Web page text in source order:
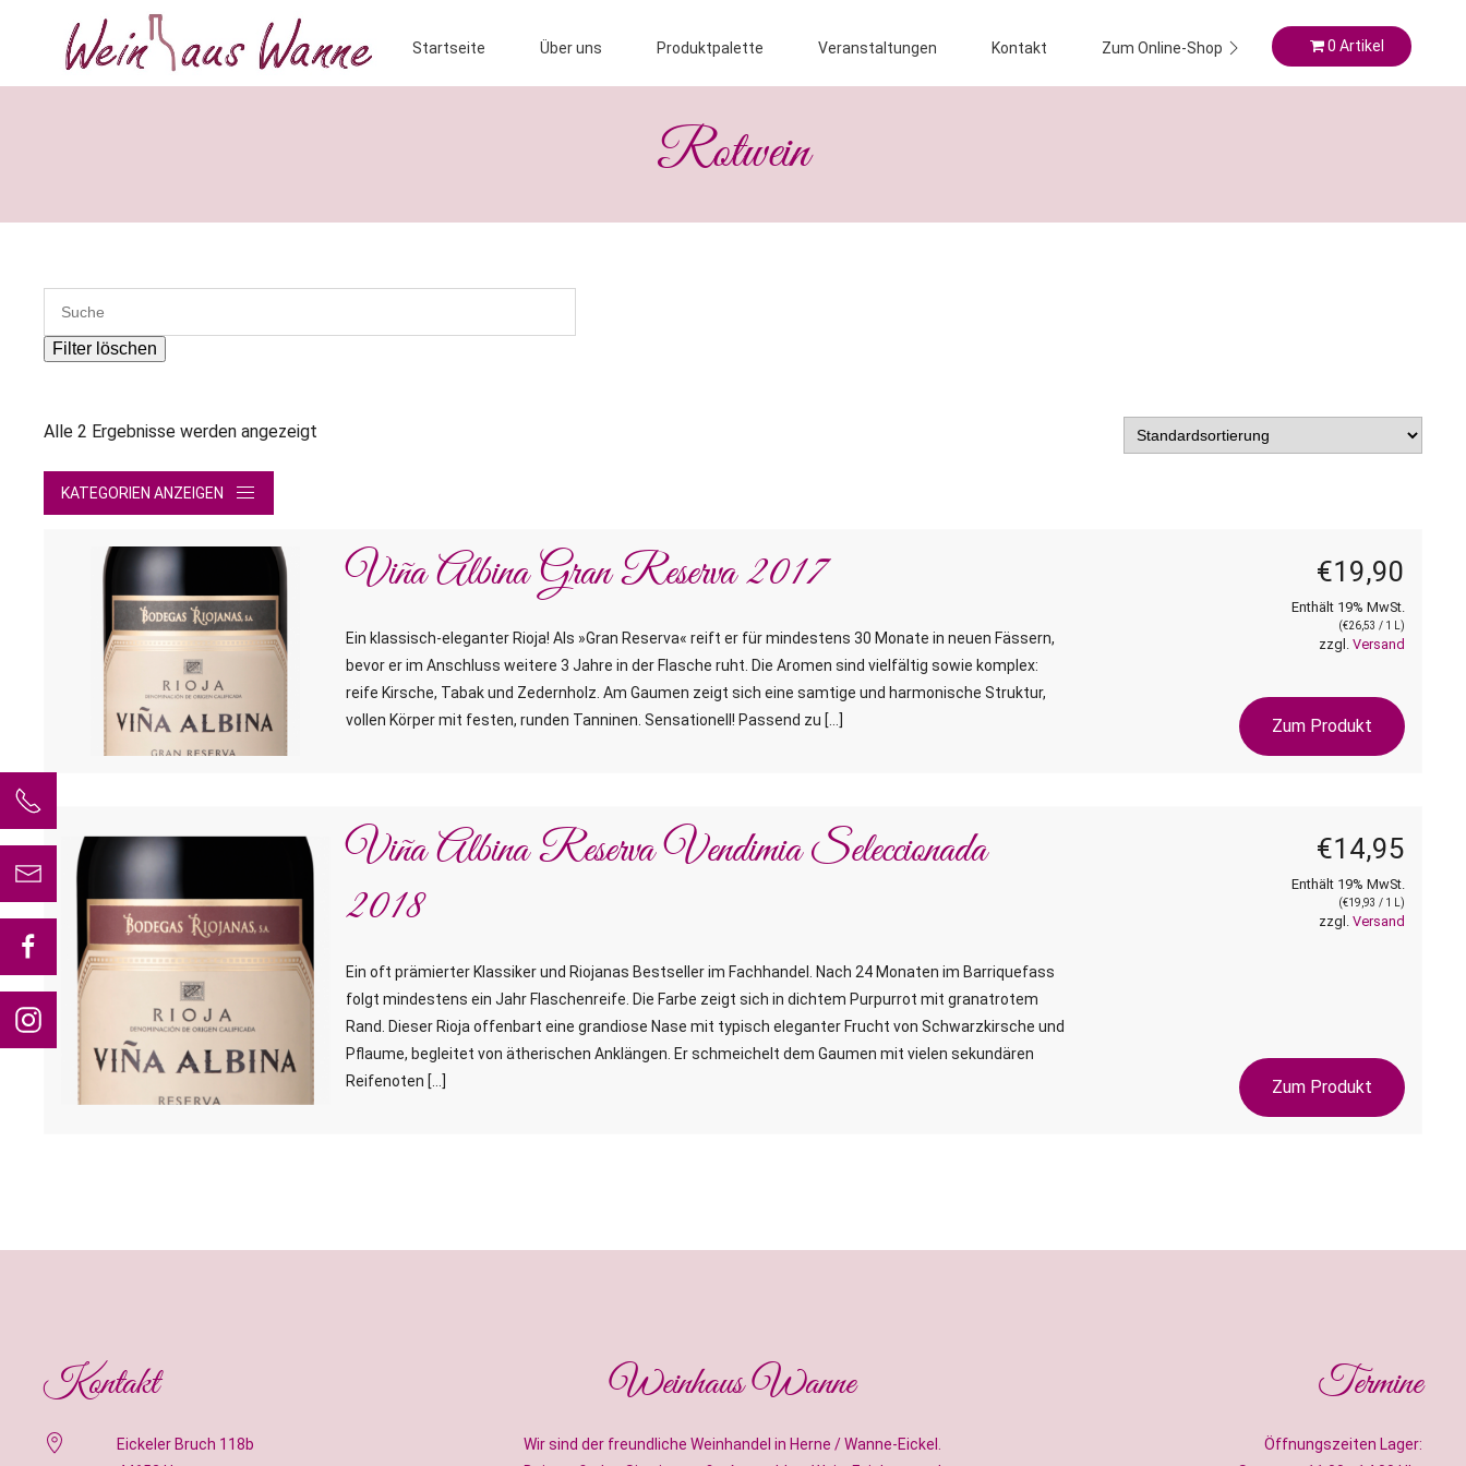
Startseite Über uns Produktpalette Veranstaltungen Kontakt Zum Online-Shop 0 Artikel
Rotwein
Filter löschen
Alle 2 Ergebnisse werden angezeigt
KATEGORIEN ANZEIGEN
Viña Albina Gran Reserva 2017
Ein klassisch-eleganter Rioja! Als »Gran Reserva« reift er für mindestens 30 Monate in neuen Fässern,
bevor er im Anschluss weitere 3 Jahre in der Flasche ruht. Die Aromen sind vielfältig sowie komplex:
reife Kirsche, Tabak und Zedernholz. Am Gaumen zeigt sich eine samtige und harmonische Struktur,
vollen Körper mit festen, runden Tanninen. Sensationell! Passend zu […]
€19,90
Enthält 19% MwSt.
(€26,53 / 1 L)
zzgl. Versand
Zum Produkt
Viña Albina Reserva Vendimia Seleccionada
2018
Ein oft prämierter Klassiker und Riojanas Bestseller im Fachhandel. Nach 24 Monaten im Barriquefass
folgt mindestens ein Jahr Flaschenreife. Die Farbe zeigt sich in dichtem Purpurrot mit granatrotem
Rand. Dieser Rioja offenbart eine grandiose Nase mit typisch eleganter Frucht von Schwarzkirsche und
Pflaume, begleitet von ätherischen Anklängen. Er schmeichelt dem Gaumen mit vielen sekundären
Reifenoten […]
€14,95
Enthält 19% MwSt.
(€19,93 / 1 L)
zzgl. Versand
Zum Produkt
Kontakt
Eickeler Bruch 118b
Weinhaus Wanne
Wir sind der freundliche Weinhandel in Herne / Wanne-Eickel.
Termine
Öffnungszeiten Lager: